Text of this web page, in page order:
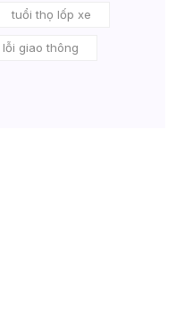
tuổi thọ lốp xe
lỗi giao thông